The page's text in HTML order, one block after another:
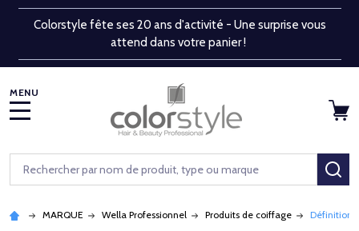
Colorstyle fête ses 20 ans d'activité - Une surprise vous
attend dans votre panier !
Rechercher
MARQUE Wella Professionnel Produits de coiffage Définition